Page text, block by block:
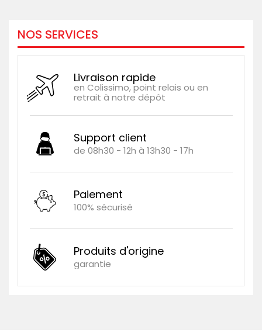
NOS SERVICES
Livraison rapide
en Colissimo, point relais ou en
retrait à notre dépôt
Support client
de 08h30 - 12h à 13h30 - 17h
Paiement
100% sécurisé
Produits d'origine
garantie